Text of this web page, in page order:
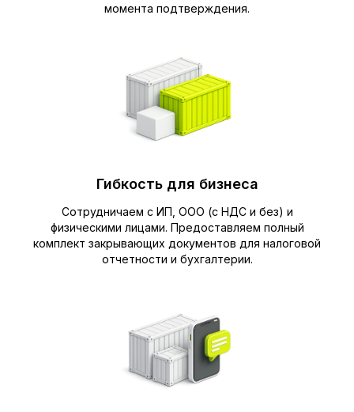
момента подтверждения.
Гибкость для бизнеса
Сотрудничаем с ИП, ООО (с НДС и без) и
физическими лицами. Предоставляем полный
комплект закрывающих документов для налоговой
отчетности и бухгалтерии.